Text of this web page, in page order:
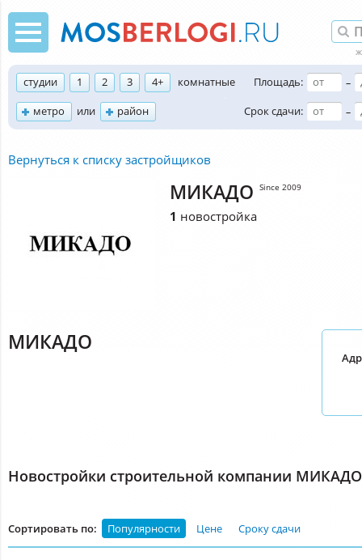
студии 1 2 3 4+
комнатные
метро
или район
Площадь:
–
Срок сдачи:
–
Вернуться к списку застройщиков
МИКАДО Since 2009
1 новостройка
МИКАДО
Новостройки строительной компании МИКАДО
Сортировать по: Популярности Цене Сроку сдачи